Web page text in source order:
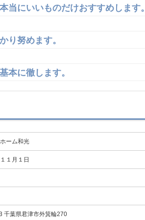
当にいいものだけおすすめします。
り努めます。
本に徹します。
ーム和光
１月１日
千葉県君津市外箕輪270